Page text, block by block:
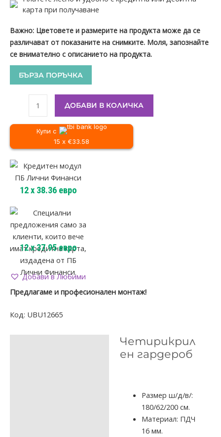
карта при получаване
Важно: Цветовете и размерите на продукта може да се
различават от показаните на снимките. Моля, запознайте
се внимателно с описанието на продукта.
БЪРЗА ПОРЪЧКА
ДОБАВИ В КОЛИЧКА
Купи с
15 x €33.58
12x 38.36евро
12x37.95евро
Добави в Любими
Предлагаме и професионален монтаж!
Код: UBU12665
Четирикрил
ен гардероб
Размер ш/д/в/:
180/62/200 см.
Материал: ПДЧ
16 мм.